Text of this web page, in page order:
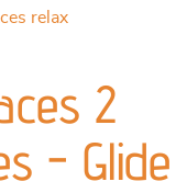
relax
2
- Glide